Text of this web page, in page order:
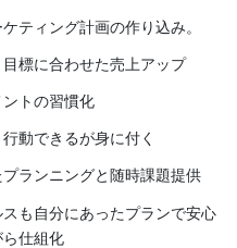
ティング計画の作り込み。
標に合わせた売上アップ
トの習慣化
動できるが身に付く
ランニングと随時課題提供
も自分にあったプランで安心
ら仕組化